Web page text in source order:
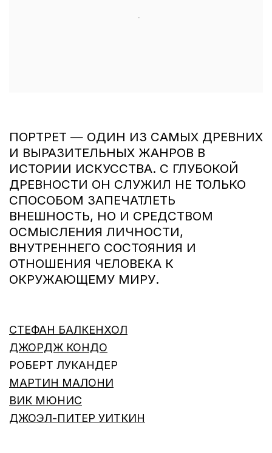
ПОРТРЕТ — ОДИН ИЗ САМЫХ ДРЕВНИХ
И ВЫРАЗИТЕЛЬНЫХ ЖАНРОВ В
ИСТОРИИ ИСКУССТВА. С ГЛУБОКОЙ
ДРЕВНОСТИ ОН СЛУЖИЛ НЕ ТОЛЬКО
СПОСОБОМ ЗАПЕЧАТЛЕТЬ
ВНЕШНОСТЬ, НО И СРЕДСТВОМ
ОСМЫСЛЕНИЯ ЛИЧНОСТИ,
ВНУТРЕННЕГО СОСТОЯНИЯ И
ОТНОШЕНИЯ ЧЕЛОВЕКА К
ОКРУЖАЮЩЕМУ МИРУ.
СТЕФАН БАЛКЕНХОЛ
ДЖОРДЖ КОНДО
РОБЕРТ ЛУКАНДЕР
МАРТИН МАЛОНИ
ВИК МЮНИC
ДЖОЭЛ-ПИТЕР УИТКИН